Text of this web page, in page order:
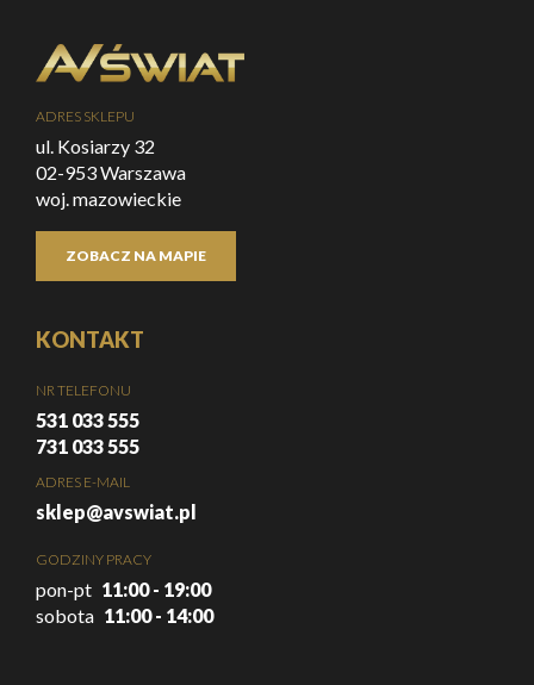
ADRES SKLEPU
ul. Kosiarzy 32
02-953 Warszawa
woj. mazowieckie
ZOBACZ NA MAPIE
KONTAKT
NR TELEFONU
531 033 555
731 033 555
ADRES E-MAIL
sklep@avswiat.pl
GODZINY PRACY
pon-pt 11:00 - 19:00
sobota 11:00 - 14:00